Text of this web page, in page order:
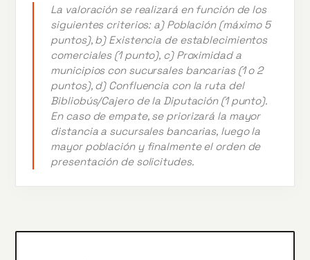
La valoración se realizará en función de los
siguientes criterios: a) Población (máximo 5
puntos), b) Existencia de establecimientos
comerciales (1 punto), c) Proximidad a
municipios con sucursales bancarias (1 o 2
puntos), d) Confluencia con la ruta del
Bibliobús/Cajero de la Diputación (1 punto).
En caso de empate, se priorizará la mayor
distancia a sucursales bancarias, luego la
mayor población y finalmente el orden de
presentación de solicitudes.